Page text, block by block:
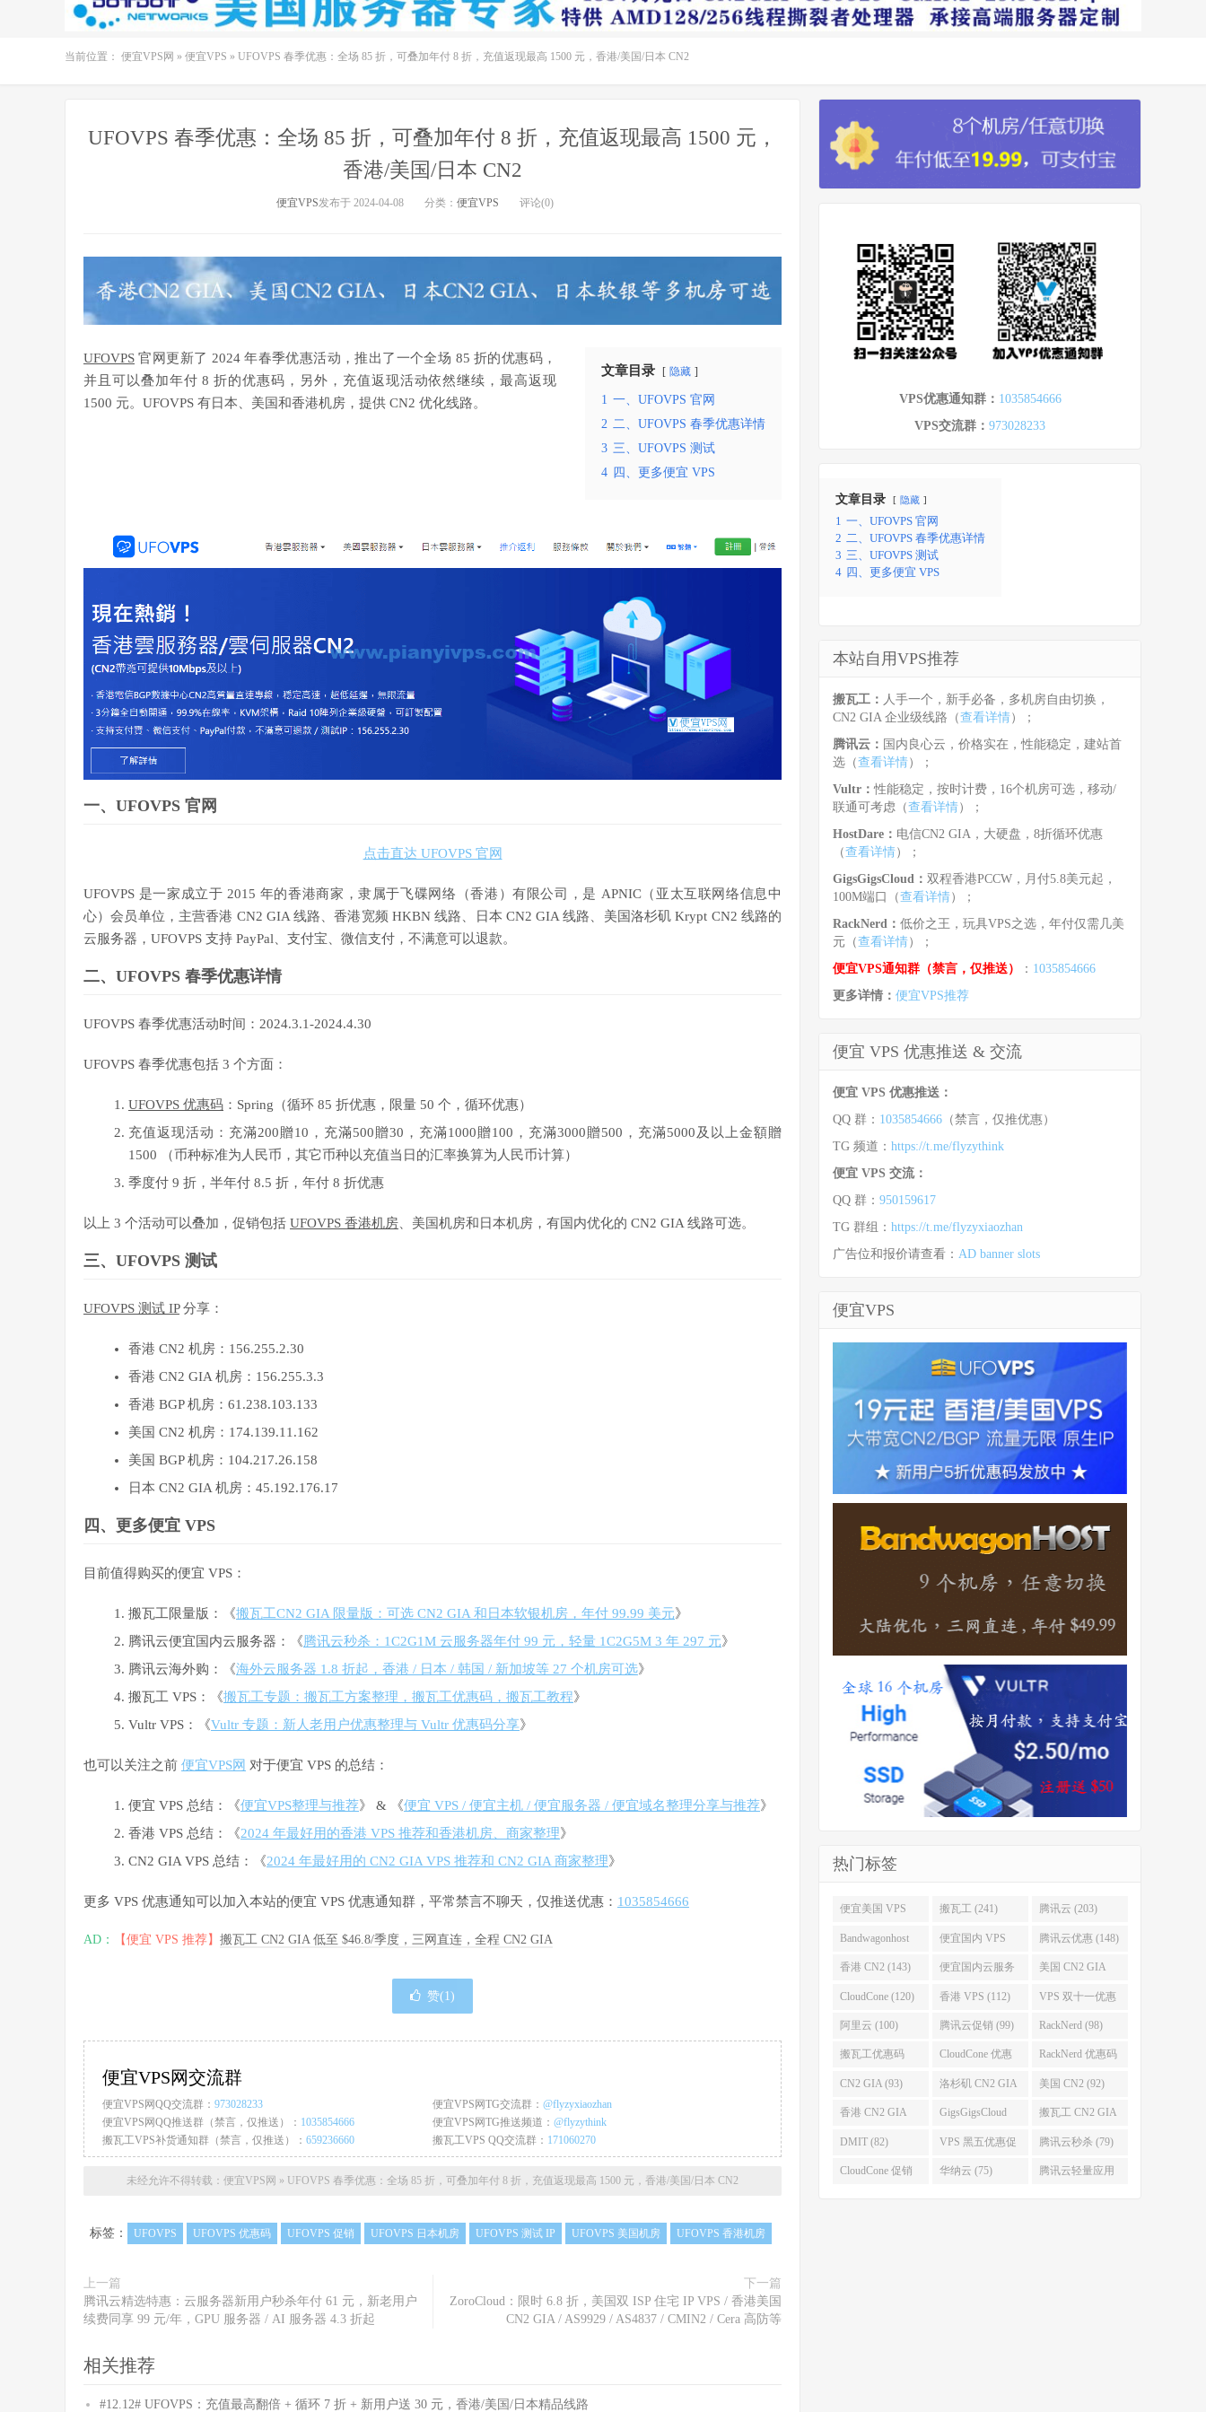
当前位置： 便宜VPS网 » 便宜VPS » UFOVPS 春季优惠：全场 85 折，可叠加年付 8 折，充值返现最高 1500 元，香港/美国/日本 CN2
UFOVPS 春季优惠：全场 85 折，可叠加年付 8 折，充值返现最高 1500 元，
香港/美国/日本 CN2
便宜VPS发布于 2024-04-08 分类： 便宜VPS 评论(0)
文章目录 隐藏
1 一、UFOVPS 官网
2 二、UFOVPS 春季优惠详情
3 三、UFOVPS 测试
4 四、更多便宜 VPS
UFOVPS 官网更新了 2024 年春季优惠活动，推出了一个全场 85 折的优惠码，
并且可以叠加年付 8 折的优惠码，另外，充值返现活动依然继续，最高返现
1500 元。UFOVPS 有日本、美国和香港机房，提供 CN2 优化线路。
一、UFOVPS 官网
点击直达 UFOVPS 官网
UFOVPS 是一家成立于 2015 年的香港商家，隶属于飞碟网络（香港）有限公司，是 APNIC（亚太互联网络信息中
心）会员单位，主营香港 CN2 GIA 线路、香港宽频 HKBN 线路、日本 CN2 GIA 线路、美国洛杉矶 Krypt CN2 线路的
云服务器，UFOVPS 支持 PayPal、支付宝、微信支付，不满意可以退款。
二、UFOVPS 春季优惠详情
UFOVPS 春季优惠活动时间：2024.3.1-2024.4.30
UFOVPS 春季优惠包括 3 个方面：
UFOVPS 优惠码 ：Spring（循环 85 折优惠，限量 50 个，循环优惠）
充值返现活动：充滿200贈10，充滿500贈30，充滿1000贈100，充滿3000贈500，充滿5000及以上金額贈
1500 （币种标准为人民币，其它币种以充值当日的汇率换算为人民币计算）
季度付 9 折，半年付 8.5 折，年付 8 折优惠
以上 3 个活动可以叠加，促销包括 UFOVPS 香港机房、美国机房和日本机房，有国内优化的 CN2 GIA 线路可选。
三、UFOVPS 测试
UFOVPS 测试 IP分享：
香港 CN2 机房：156.255.2.30
香港 CN2 GIA 机房：156.255.3.3
香港 BGP 机房：61.238.103.133
美国 CN2 机房：174.139.11.162
美国 BGP 机房：104.217.26.158
日本 CN2 GIA 机房：45.192.176.17
四、更多便宜 VPS
目前值得购买的便宜 VPS：
搬瓦工限量版：《搬瓦工CN2 GIA 限量版：可选 CN2 GIA 和日本软银机房，年付 99.99 美元》
腾讯云便宜国内云服务器：《腾讯云秒杀：1C2G1M 云服务器年付 99 元，轻量 1C2G5M 3 年 297 元》
腾讯云海外购：《海外云服务器 1.8 折起，香港 / 日本 / 韩国 / 新加坡等 27 个机房可选》
搬瓦工 VPS：《搬瓦工专题：搬瓦工方案整理，搬瓦工优惠码，搬瓦工教程》
Vultr VPS：《Vultr 专题：新人老用户优惠整理与 Vultr 优惠码分享》
也可以关注之前 便宜VPS网 对于便宜 VPS 的总结：
便宜 VPS 总结：《便宜VPS整理与推荐》 & 《便宜 VPS / 便宜主机 / 便宜服务器 / 便宜域名整理分享与推荐》
香港 VPS 总结：《2024 年最好用的香港 VPS 推荐和香港机房、商家整理》
CN2 GIA VPS 总结：《2024 年最好用的 CN2 GIA VPS 推荐和 CN2 GIA 商家整理》
更多 VPS 优惠通知可以加入本站的便宜 VPS 优惠通知群，平常禁言不聊天，仅推送优惠： 1035854666
AD： 【便宜 VPS 推荐】 搬瓦工 CN2 GIA 低至 $46.8/季度，三网直连，全程 CN2 GIA
赞(1)
便宜VPS网交流群
便宜VPS网QQ交流群： 973028233 便宜VPS网TG交流群： @flyzyxiaozhan
便宜VPS网QQ推送群（禁言，仅推送）： 1035854666 便宜VPS网TG推送频道： @flyzythink
搬瓦工VPS补货通知群（禁言，仅推送）： 659236660 搬瓦工VPS QQ交流群： 171060270
未经允许不得转载： 便宜VPS网 » UFOVPS 春季优惠：全场 85 折，可叠加年付 8 折，充值返现最高 1500 元，香港/美国/日本 CN2
标签： UFOVPS UFOVPS 优惠码 UFOVPS 促销 UFOVPS 日本机房 UFOVPS 测试 IP UFOVPS 美国机房 UFOVPS 香港机房
上一篇
腾讯云精选特惠：云服务器新用户秒杀年付 61 元，新老用户
续费同享 99 元/年，GPU 服务器 / AI 服务器 4.3 折起
下一篇
ZoroCloud：限时 6.8 折，美国双 ISP 住宅 IP VPS / 香港美国
CN2 GIA / AS9929 / AS4837 / CMIN2 / Cera 高防等
相关推荐
#12.12# UFOVPS：充值最高翻倍 + 循环 7 折 + 新用户送 30 元，香港/美国/日本精品线路
VPS优惠通知群： 1035854666
VPS交流群： 973028233
文章目录 隐藏
1 一、UFOVPS 官网
2 二、UFOVPS 春季优惠详情
3 三、UFOVPS 测试
4 四、更多便宜 VPS
本站自用VPS推荐
搬瓦工： 人手一个，新手必备，多机房自由切换，
CN2 GIA 企业级线路（查看详情）；
腾讯云： 国内良心云，价格实在，性能稳定，建站首
选（查看详情）；
Vultr：性能稳定，按时计费，16个机房可选，移动/
联通可考虑（查看详情）；
HostDare： 电信CN2 GIA，大硬盘，8折循环优惠
（查看详情）；
GigsGigsCloud： 双程香港PCCW，月付5.8美元起，
100M端口（查看详情）；
RackNerd： 低价之王，玩具VPS之选，年付仅需几美
元（查看详情）；
便宜VPS通知群（禁言，仅推送）
： 1035854666
更多详情： 便宜VPS推荐
便宜 VPS 优惠推送 & 交流
便宜 VPS 优惠推送：
QQ 群： 1035854666 （禁言，仅推优惠）
TG 频道： https://t.me/flyzythink
便宜 VPS 交流：
QQ 群： 950159617
TG 群组： https://t.me/flyzyxiaozhan
广告位和报价请查看： AD banner slots
便宜VPS
热门标签
便宜美国 VPS
(255)
搬瓦工 (241) 腾讯云 (203)
Bandwagonhost
(188)
便宜国内 VPS
(167)
腾讯云优惠 (148)
香港 CN2 (143) 便宜国内云服务
器 (128)
美国 CN2 GIA
(123)
CloudCone (120) 香港 VPS (112) VPS 双十一优惠
促销 (106)
阿里云 (100) 腾讯云促销 (99) RackNerd (98)
搬瓦工优惠码
(96)
CloudCone 优惠
码 (96)
RackNerd 优惠码
(94)
CN2 GIA (93) 洛杉矶 CN2 GIA
(93)
美国 CN2 (92)
香港 CN2 GIA
(92)
GigsGigsCloud
(85)
搬瓦工 CN2 GIA
(83)
DMIT (82) VPS 黑五优惠促
销整理 (80)
腾讯云秒杀 (79)
CloudCone 促销 华纳云 (75) 腾讯云轻量应用